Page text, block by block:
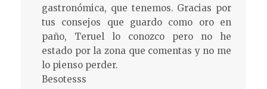
gastronómica, que tenemos. Gracias por
tus consejos que guardo como oro en
paño, Teruel lo conozco pero no he
estado por la zona que comentas y no me
lo pienso perder.
Besotesss